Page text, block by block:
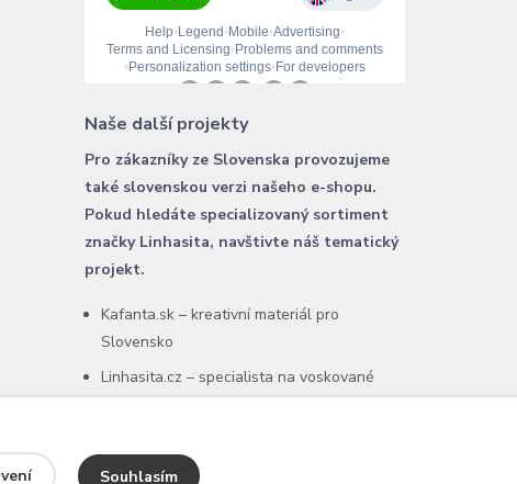
Naše další projekty
Pro zákazníky ze Slovenska provozujeme
také slovenskou verzi našeho e-shopu.
Pokud hledáte specializovaný sortiment
značky Linhasita, navštivte náš tematický
projekt.
Kafanta.sk – kreativní materiál pro
Slovensko
Linhasita.cz – specialista na voskované
šňůry Linhasita
Souhlasím